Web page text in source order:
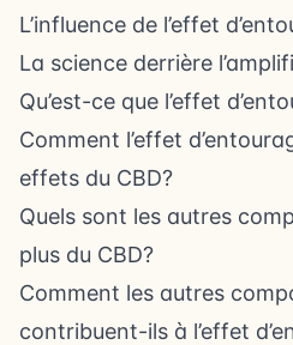
L’influence de l’effet
La science derrière
Qu’est-ce que l’effet
Comment l’effet
effets du CBD?
Quels sont les autres
plus du CBD?
Comment les autres
contribuent-ils à l’effet